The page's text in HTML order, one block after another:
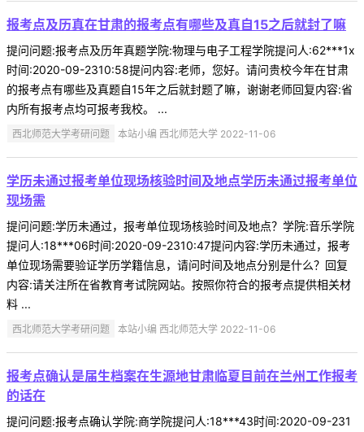
报考点及历真在甘肃的报考点有哪些及真自15之后就封了嘛
提问问题:报考点及历年真题学院:物理与电子工程学院提问人:62***1x
时间:2020-09-2310:58提问内容:老师，您好。请问贵校今年在甘肃
的报考点有哪些及真题自15年之后就封题了嘛，谢谢老师回复内容:省
内所有报考点均可报考我校。 ...
西北师范大学考研问题 本站小编 西北师范大学 2022-11-06
学历未通过报考单位现场核验时间及地点学历未通过报考单位
现场需
提问问题:学历未通过，报考单位现场核验时间及地点？学院:音乐学院
提问人:18***06时间:2020-09-2310:47提问内容:学历未通过，报考
单位现场需要验证学历学籍信息，请问时间及地点分别是什么？回复
内容:请关注所在省教育考试院网站。按照你符合的报考点提供相关材
料 ...
西北师范大学考研问题 本站小编 西北师范大学 2022-11-06
报考点确认是届生档案在生源地甘肃临夏目前在兰州工作报考
的话在
提问问题:报考点确认学院:商学院提问人:18***43时间:2020-09-231